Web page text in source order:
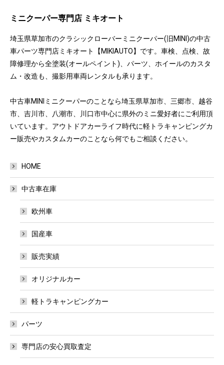
ミニクーパー専門店 ミキオート
埼玉県草加市のクラシックローバーミニクーパー(旧MINI)の中古
車パーツ専門店ミキオート【MIKIAUTO】です。車検、点検、故
障修理から全塗装(オールペイント)、パーツ、ホイールのカスタ
ム・改造も、撮影用車両レンタルも承ります。
中古車MINIミニクーパーのことなら埼玉県草加市、三郷市、越谷
市、吉川市、八潮市、川口市中心に県外のミニ愛好者にご利用頂
いています。アウトドアカーライフ時代に軽トラキャンピングカ
ー販売やカスタムカーのことなら何でもご相談ください。
HOME
中古車在庫
欧州車
国産車
販売実績
オリジナルカー
軽トラキャンピングカー
パーツ
専門店の安心買取査定